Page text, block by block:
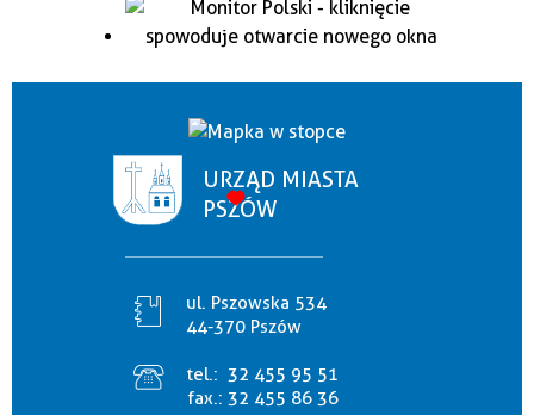
URZĄD MIASTA
PSZÓW
ul. Pszowska 534
44-370 Pszów
tel.: 32 455 95 51
fax.: 32 455 86 36